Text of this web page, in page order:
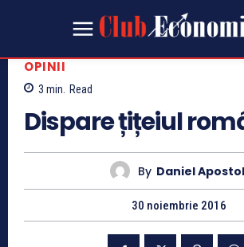
OPINII
3 min. Read
Dispare țițeiul
By Daniel Apostol
30 noiembrie 2016